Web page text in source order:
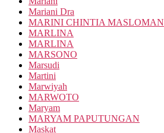
Mariani Dra
MARINI CHINTIA MASLOMAN
MARLINA
MARLINA
MARSONO
Marsudi
Martini
Marwiyah
MARWOTO
Maryam
MARYAM PAPUTUNGAN
Maskat